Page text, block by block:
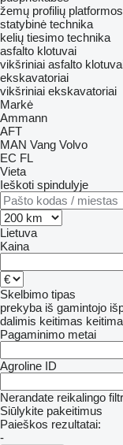
žemų profilių
statybinė technika
kelių tiesimo technika
asfalto klotuvai
vikšriniai asfalto
ekskavatoriai
vikšriniai ekskavatoriai
Markė
Ammann
AFT
MAN Vang Volvo
EC FL
Vieta
Ieškoti spindulyje
Lietuva
Kaina
Skelbimo tipas
prekyba iš gamintojo
dalimis keitimas
Pagaminimo metai
Agroline ID
Nerandate reikalingo
Siūlykite pakeitimus
Paieškos rezultatai:
-